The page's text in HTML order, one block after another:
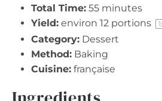
Total Time: 55 minutes
Yield: environ 12 portions 1
Category: Dessert
Method: Baking
Cuisine: française